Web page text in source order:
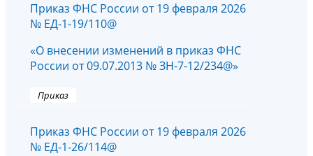
Приказ ФНС России от 19 февраля 2026
№ ЕД-1-19/110@
«О внесении изменений в приказ ФНС
России от 09.07.2013 № ЗН-7-12/234@»
Приказ
Приказ ФНС России от 19 февраля 2026
№ ЕД-1-26/114@